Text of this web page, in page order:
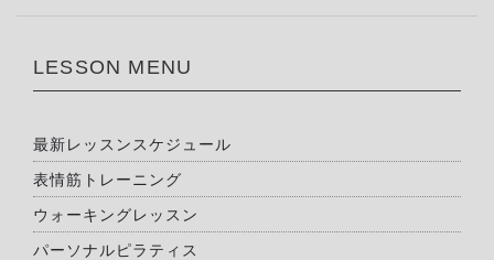
LESSON MENU
最新レッスンスケジュール
表情筋トレーニング
ウォーキングレッスン
パーソナルピラティス